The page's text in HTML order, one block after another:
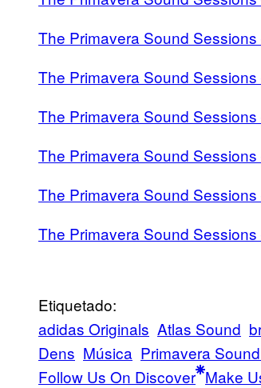
The Primavera Sound
The Primavera Sound
The Primavera Sound
The Primavera Sound
The Primavera Sound
The Primavera Sound
Etiquetado:
adidas Originals Atlas Sound
Dens Música Primavera
Follow Us On Discover Make